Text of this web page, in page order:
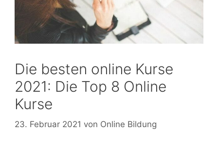
Die besten online Kurse
2021: Die Top 8 Online
Kurse
23. Februar 2021 von Online Bildung